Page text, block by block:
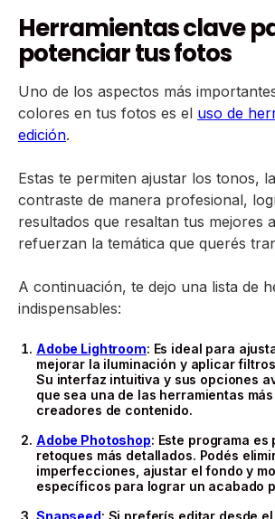
Herramientas clave
potenciar tus fotos
Uno de los aspectos más
colores en tus fotos es el uso de
edición.
Estas te permiten ajustar los tonos,
contraste de manera profesional,
resultados que resaltan tus mejores
refuerzan la temática que querés
A continuación, te dejo una lista de
indispensables:
Adobe Lightroom: Es ideal para
mejorar la iluminación y aplicar
Su interfaz intuitiva y sus opciones
que sea una de las herramientas
creadores de contenido.
Adobe Photoshop: Este programa
retoques más detallados. Podés
imperfecciones, ajustar el fondo y
específicos para lograr un acabado